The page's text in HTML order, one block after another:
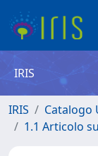
IRIS
IRIS Catalogo
1.1 Articolo